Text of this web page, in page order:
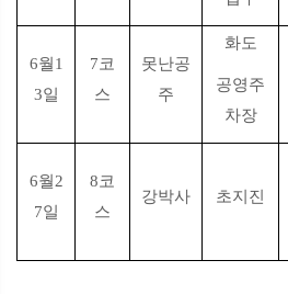
6월1
3일
7코
스
못난공
주
화도
공영주
차장
6월2
7일
8코
스
강박사 초지진